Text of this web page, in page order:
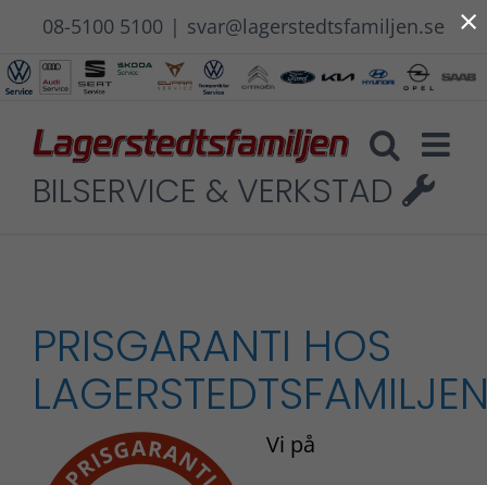
innehållet
08-5100 5100 | svar@lagerstedtsfamiljen.se
BILSERVICE & VERKSTAD
PRISGARANTI HOS
Vi på
×